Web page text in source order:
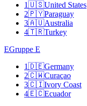
1🇺🇸United States
2🇵🇾Paraguay
3🇦🇺Australia
4🇹🇷Turkey
EGruppe E
1🇩🇪Germany
2🇨🇼Curaçao
3🇨🇮Ivory Coast
4🇪🇨Ecuador